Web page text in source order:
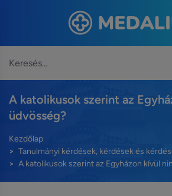
A katolikusok szerint az
üdvösség?
Kezdőlap
Tanulmányi kérdések, kérdések és
A katolikusok szerint az Egyházon kívül